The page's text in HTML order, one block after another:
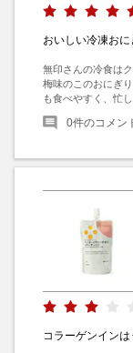
おいしい冷凍お
無印さんの冷食は
梅味のこのおにぎ
も食べやすく、忙
0件のコメン
コラーゲンイン